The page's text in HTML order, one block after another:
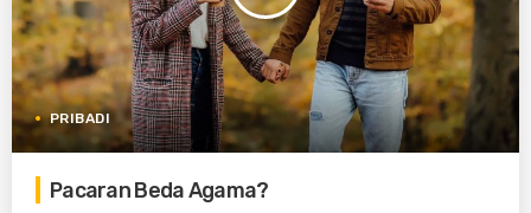
PRIBADI
Pacaran Beda Agama?